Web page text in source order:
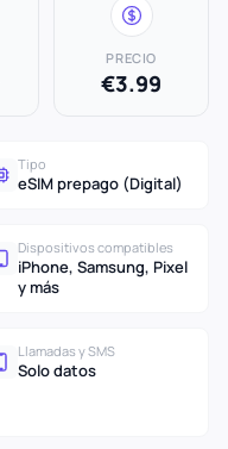
PRECIO
€3.99
Tipo
eSIM prepago (Digital)
Dispositivos compatibles
iPhone, Samsung, Pixel
y más
Llamadas y SMS
Solo datos